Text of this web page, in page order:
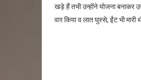
खड़े हैं तभी उन्होंने योजना बनाकर
वार किया व लात घुस्से, ईंट भी